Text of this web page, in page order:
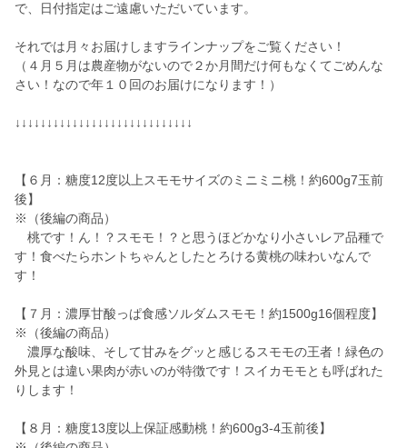
で、日付指定はご遠慮いただいています。
それでは月々お届けしますラインナップをご覧ください！
（４月５月は農産物がないので２か月間だけ何もなくてごめんな
さい！なので年１０回のお届けになります！）
↓↓↓↓↓↓↓↓↓↓↓↓↓↓↓↓↓↓↓↓↓↓↓↓↓↓↓↓
【６月：糖度12度以上スモモサイズのミニミニ桃！約600g7玉前
後】
※（後編の商品）
桃です！ん！？スモモ！？と思うほどかなり小さいレア品種で
す！食べたらホントちゃんとしたとろける黄桃の味わいなんで
す！
【７月：濃厚甘酸っぱ食感ソルダムスモモ！約1500g16個程度】
※（後編の商品）
濃厚な酸味、そして甘みをグッと感じるスモモの王者！緑色の
外見とは違い果肉が赤いのが特徴です！スイカモモとも呼ばれた
りします！
【８月：糖度13度以上保証感動桃！約600g3-4玉前後】